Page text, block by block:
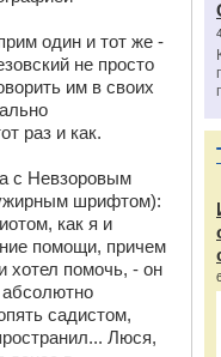
один и тот же -
не просто
им в своих
раз и как.
с Невзоровым
шрифтом):
как я и
помощи, причем
хотел помочь, - он
садистом,
Люся,